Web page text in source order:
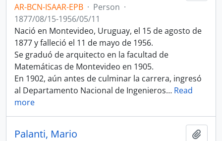
AR-BCN-ISAAR-EPB · Person ·
1877/08/15-1956/05/11
Nació en Montevideo, Uruguay, el 15 de agosto de
1877 y falleció el 11 de mayo de 1956.
Se graduó de arquitecto en la facultad de
Matemáticas de Montevideo en 1905.
En 1902, aún antes de culminar la carrera, ingresó
al Departamento Nacional de Ingenieros… Read
more
Palanti, Mario